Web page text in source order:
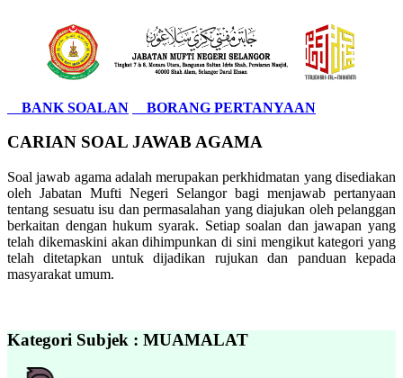
BANK SOALAN BORANG PERTANYAAN
CARIAN SOAL JAWAB AGAMA
Soal jawab agama adalah merupakan perkhidmatan yang disediakan
oleh Jabatan Mufti Negeri Selangor bagi menjawab pertanyaan
tentang sesuatu isu dan permasalahan yang diajukan oleh pelanggan
berkaitan dengan hukum syarak. Setiap soalan dan jawapan yang
telah dikemaskini akan dihimpunkan di sini mengikut kategori yang
telah ditetapkan untuk dijadikan rujukan dan panduan kepada
masyarakat umum.
Kategori Subjek : MUAMALAT